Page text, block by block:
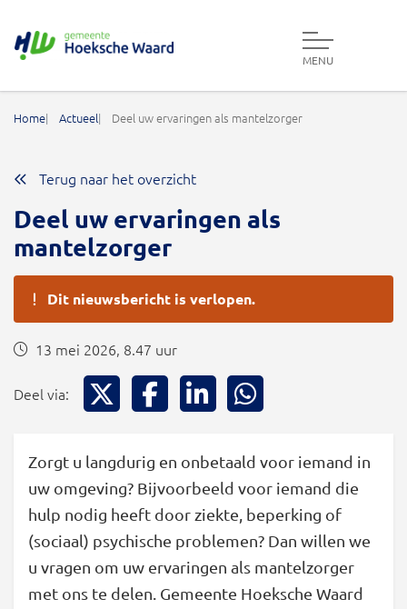
MENU
Home Actueel Deel uw ervaringen als mantelzorger
Terug naar het overzicht
Deel uw ervaringen als
mantelzorger
Dit nieuwsbericht is verlopen.
13 mei 2026, 8.47 uur
Deel via: Deel via XDeel via Facebook
Deel via LinkedIn
Zorgt u langdurig en onbetaald voor iemand in
uw omgeving? Bijvoorbeeld voor iemand die
hulp nodig heeft door ziekte, beperking of
(sociaal) psychische problemen? Dan willen we
u vragen om uw ervaringen als mantelzorger
met ons te delen. Gemeente Hoeksche Waard